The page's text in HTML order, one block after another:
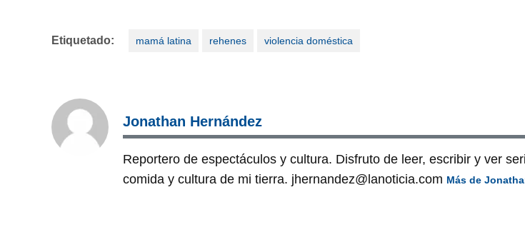
Etiquetado: mamá latina rehenes violencia doméstica
Jonathan Hernández
Reportero de espectáculos y cultura. Disfruto de leer, escribir y ver
comida y cultura de mi tierra. jhernandez@lanoticia.com Más de